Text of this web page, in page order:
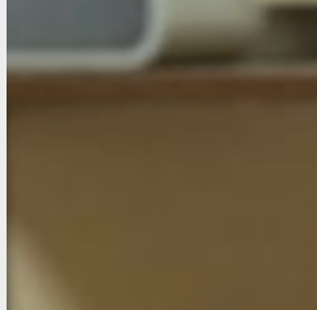
Социальные
кураторы
Хабаровского
края